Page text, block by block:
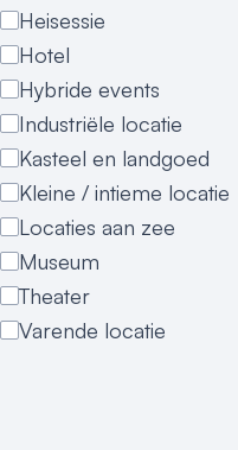
Heisessie
Hotel
Hybride events
Industriële locatie
Kasteel en landgoed
Kleine / intieme locatie
Locaties aan zee
Museum
Theater
Varende locatie